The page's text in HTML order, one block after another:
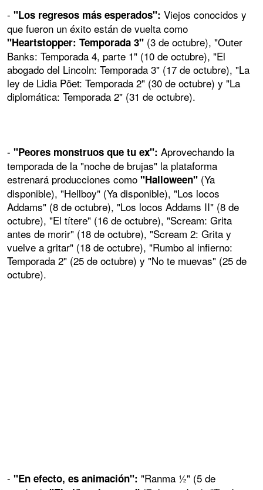
- "Los regresos más esperados": Viejos conocidos y
que fueron un éxito están de vuelta como
"Heartstopper: Temporada 3" (3 de octubre), "Outer
Banks: Temporada 4, parte 1" (10 de octubre), "El
abogado del Lincoln: Temporada 3" (17 de octubre), "La
ley de Lidia Pöet: Temporada 2" (30 de octubre) y "La
diplomática: Temporada 2" (31 de octubre).
- "Peores monstruos que tu ex": Aprovechando la
temporada de la "noche de brujas" la plataforma
estrenará producciones como "Halloween" (Ya
disponible), "Hellboy" (Ya disponible), "Los locos
Addams" (8 de octubre), "Los locos Addams II" (8 de
octubre), "El títere" (16 de octubre), "Scream: Grita
antes de morir" (18 de octubre), "Scream 2: Grita y
vuelve a gritar" (18 de octubre), "Rumbo al infierno:
Temporada 2" (25 de octubre) y "No te muevas" (25 de
octubre).
- "En efecto, es animación": "Ranma ½" (5 de